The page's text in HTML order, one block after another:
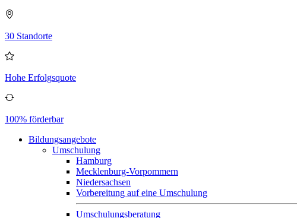
30 Standorte
Hohe Erfolgsquote
100% förderbar
Bildungsangebote
Umschulung
Hamburg
Mecklenburg-Vorpommern
Niedersachsen
Vorbereitung auf eine Umschulung
Umschulungsberatung